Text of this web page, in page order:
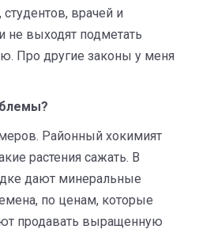
врачей и
не выходят подметать
Про другие законы у меня
Районный хокимият
растения сажать. В
дают минеральные
по ценам, которые
продавать выращенную